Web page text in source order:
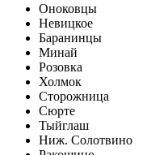
Оноковцы
Невицкое
Баранинцы
Минай
Розовка
Холмок
Сторожница
Сюрте
Тыйглаш
Ниж. Солотвино